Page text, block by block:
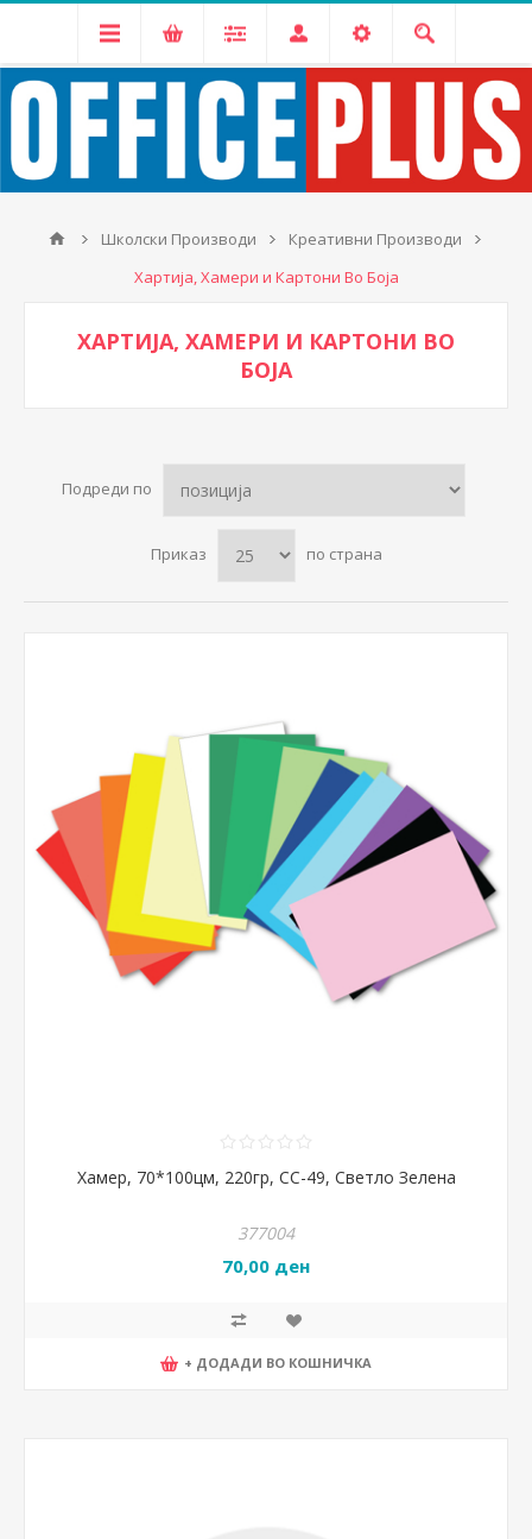
Школски Производи
Креативни Производи
Хартија, Хамери и Картони Во Боја
ХАРТИЈА, ХАМЕРИ И КАРТОНИ ВО
БОЈА
Подреди по
Приказ по страна
Хамер, 70*100цм, 220гр, CC-49, Светло Зелена
377004
70,00 ден
+ ДОДАДИ ВО КОШНИЧКА